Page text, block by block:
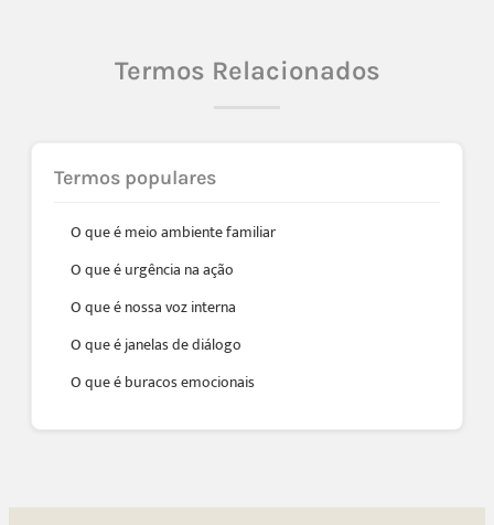
Termos Relacionados
Termos populares
O que é meio ambiente familiar
O que é urgência na ação
O que é nossa voz interna
O que é janelas de diálogo
O que é buracos emocionais